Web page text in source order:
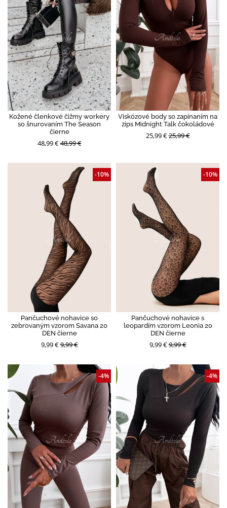
Kožené členkové čižmy workery
so šnurovaním The Season
čierne
48,99 €48,99 €
Viskózové body so zapínaním na
zips Midnight Talk čokoládové
25,99 €25,99 €
Pančuchové nohavice so
zebrovaným vzorom Savana 20
DEN čierne
9,99 €9,99 €
-10%
Pančuchové nohavice s
leopardím vzorom Leonia 20
DEN čierne
9,99 €9,99 €
-10%
-4% -4%